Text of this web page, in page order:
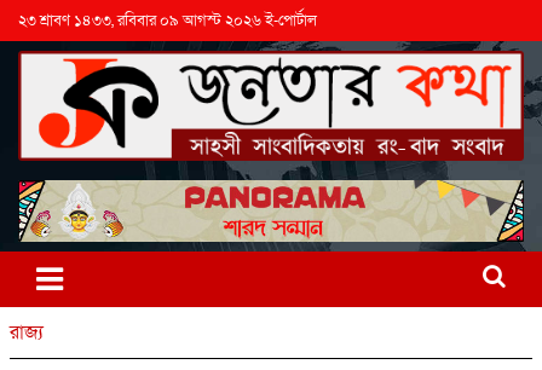
২৩ শ্রাবণ ১৪৩৩, রবিবার ০৯ আগস্ট ২০২৬ ই-পোর্টাল
রাজ্য